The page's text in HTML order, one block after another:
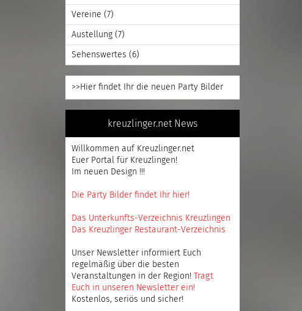
Vereine (7)
Austellung (7)
Sehenswertes (6)
>>Hier findet Ihr die neuen Party Bilder
kreuzlinger.net News
Willkommen auf Kreuzlinger.net
Euer Portal für Kreuzlingen!
Im neuen Design !!!
Die Party Bilder findet Ihr hier!
Das Unterkunfts-Verzeichnis Kreuzlingen
Das Kreuzlinger Restaurant-Verzeichnis
Unser Newsletter informiert Euch
regelmäßig über die besten
Veranstaltungen in der Region! Tragt
Euch in unseren Newsletter ein!
Kostenlos, seriös und sicher!